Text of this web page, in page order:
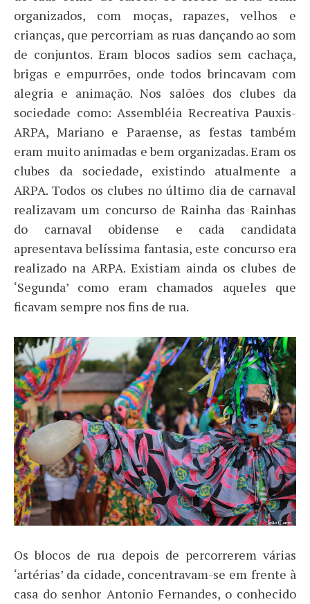
organizados, com moças, rapazes, velhos e
crianças, que percorriam as ruas dançando ao som
de conjuntos. Eram blocos sadios sem cachaça,
brigas e empurrões, onde todos brincavam com
alegria e animação. Nos salões dos clubes da
sociedade como: Assembléia Recreativa Pauxis-
ARPA, Mariano e Paraense, as festas também
eram muito animadas e bem organizadas. Eram os
clubes da sociedade, existindo atualmente a
ARPA. Todos os clubes no último dia de carnaval
realizavam um concurso de Rainha das Rainhas
do carnaval obidense e cada candidata
apresentava belíssima fantasia, este concurso era
realizado na ARPA. Existiam ainda os clubes de
‘Segunda’ como eram chamados aqueles que
ficavam sempre nos fins de rua.
Os blocos de rua depois de percorrerem várias
‘artérias’ da cidade, concentravam-se em frente à
casa do senhor Antonio Fernandes, o conhecido